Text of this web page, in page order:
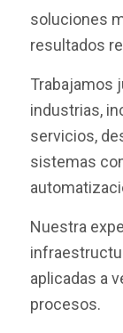
soluciones
resultados
Trabajamos
industrias,
servicios,
sistemas
Nuestra
aplicadas a
procesos.